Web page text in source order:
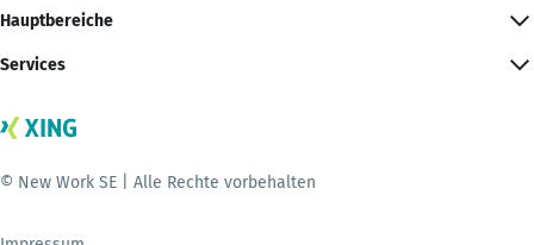
Hauptbereiche
Services
© New Work SE | Alle Rechte vorbehalten